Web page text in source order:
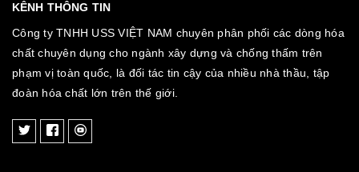
KÊNH THÔNG TIN
Công ty TNHH USS VIỆT NAM chuyên phân phối các dòng hóa
chất chuyên dụng cho ngành xây dựng và chống thấm trên
phạm vị toàn quốc, là đối tác tin cậy của nhiều nhà thầu, tập
đoàn hóa chất lớn trên thế giới.